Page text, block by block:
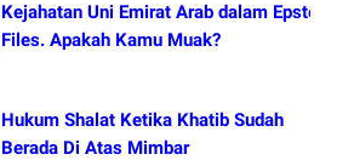
Kejahatan Uni Emirat Arab dalam Epstein
Files. Apakah Kamu Muak?
Hukum Shalat Ketika Khatib Sudah
Berada Di Atas Mimbar